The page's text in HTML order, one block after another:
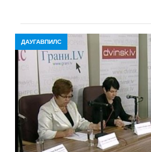
ДАУГАВПИЛС